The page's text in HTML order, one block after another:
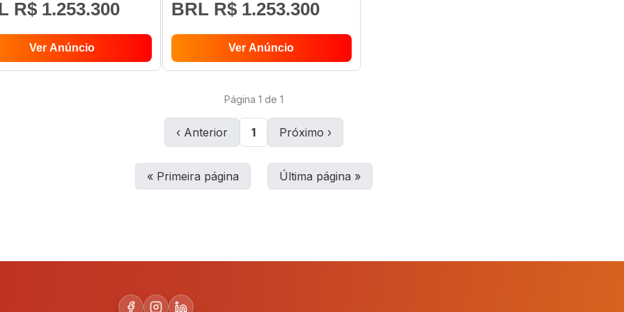
R$ 1.253.300
Ver Anúncio
BRL R$ 1.253.300
Ver Anúncio
Página 1 de 1
‹ Anterior 1 Próximo ›
« Primeira página Última página »